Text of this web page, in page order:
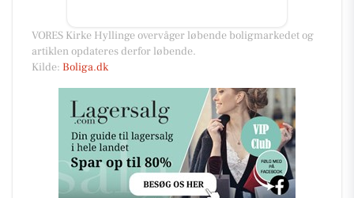
VORES Kirke Hyllinge overvåger løbende boligmarkedet og
artiklen opdateres derfor løbende.
Kilde: Boliga.dk